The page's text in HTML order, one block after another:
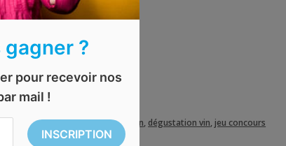
le9 novembre 2024.
séjour,dégustation gratuite vin dégustation vin ,jeu concours
?
pour recevoir nos
mail !